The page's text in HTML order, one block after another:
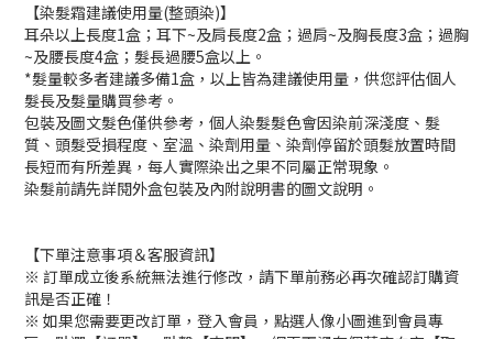
【染髮霜建議使用量(整頭染)】
耳朵以上長度1盒；耳下~及肩長度2盒；過肩~及胸長度3盒；過胸
~及腰長度4盒；髮長過腰5盒以上。
*髮量較多者建議多備1盒，以上皆為建議使用量，供您評估個人
髮長及髮量購買參考。
包裝及圖文髮色僅供參考，個人染髮髮色會因染前深淺度、髮
質、頭髮受損程度、室溫、染劑用量、染劑停留於頭髮放置時間
長短而有所差異，每人實際染出之果不同屬正常現象。
染髮前請先詳閱外盒包裝及內附說明書的圖文說明。
【下單注意事項＆客服資訊】
※ 訂單成立後系統無法進行修改，請下單前務必再次確認訂購資
訊是否正確！
※ 如果您需要更改訂單，登入會員，點選人像小圖進到會員專